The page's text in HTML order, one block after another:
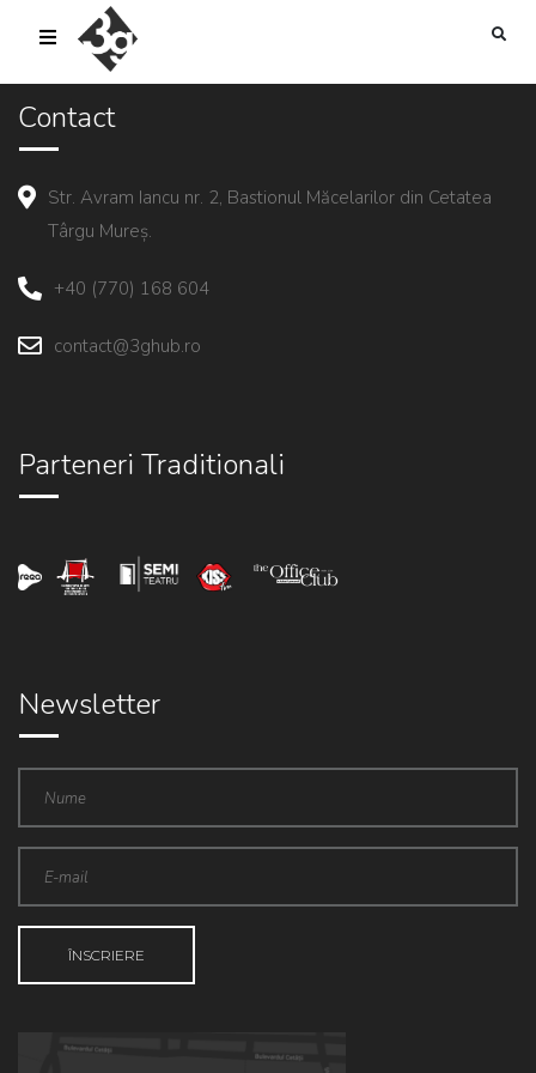
sold-out-button {{acf:sold_out}}
Contact
Str. Avram Iancu nr. 2, Bastionul Măcelarilor din Cetatea
Târgu Mureș.
+40 (770) 168 604
contact@3ghub.ro
Parteneri Traditionali
Newsletter